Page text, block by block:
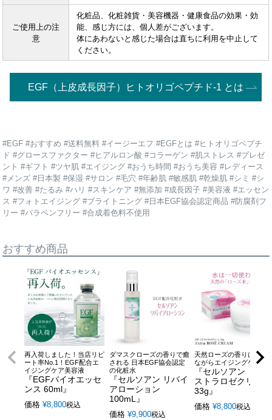
ご使用上の注
意
化粧品、化粧雑貨・美容機器・健康食品の効果・効
能、感じ方には、個人差がございます。
体にあわないと感じた場合は直ちに利用を中止して
ください。
EGF（上皮成長因子）ヒトオリゴペプチド-1 とは
#EGF #おすすめ #送料無料 #イージーエフ #EGFとは #ヒトオリゴペプチ
ド #グロースファクター #ヒアルロン酸 #コラーゲン #肌ストレス #プレゼ
ント #ギフト #ツヤ肌 #エイジング #おうち時間 #おうち美容 #レディース
#メンズ #日本製 #保湿 #サロン #毛穴 #年齢肌 #敏感肌 #乾燥肌 #シミ #シ
ワ #改善 #たるみ #ハリ #スキンケア #無添加 #成長因子 #美容液 #エッセン
ス #フォトエイジング #ブライトニング #日本EGF協会認定商品 #防腐剤フ
リー #パラベンフリー #合成着色料不使用
おすすめ商品
再入荷しました！当店リピ
ート率No.1！EGF配合エ
イジングケア美容液
『EGFバイオエッセ
ンス 60ml』
価格 ¥8,800税込
ダマスクローズの香りで癒
される 日本EGF協会認定
の化粧水
『セルソアン リバイ
アローション
100mL』
価格 ¥9,900税込
天然ローズの香りに癒さ
ながらエイジングケア
『セルソアン エク
ストラロゼクリーム
33g』
価格 ¥8,800税込